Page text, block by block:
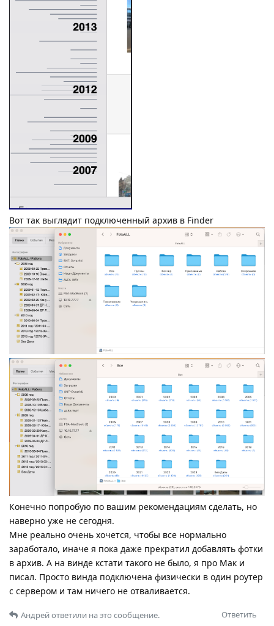
Вот так выглядит подключенный архив в Finder
Конечно попробую по вашим рекомендациям сделать, но
наверно уже не сегодня.
Мне реально очень хочется, чтобы все нормально
заработало, иначе я пока даже прекратил добавлять фотки
в архив. А на винде кстати такого не было, я про Мак и
писал. Просто винда подключена физически в один роутер
с сервером и там ничего не отваливается.
Ответить
Андрейответили на это сообщение.